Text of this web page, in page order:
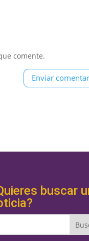
comente.
buscar